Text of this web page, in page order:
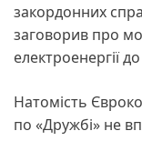
закордонних
заговорив про
електроенергії
Натомість
по «Дружбі» не